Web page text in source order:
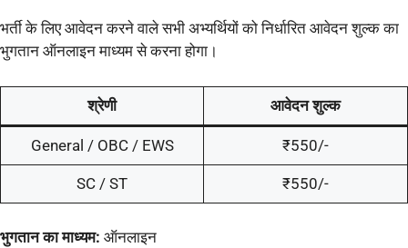
भर्ती के लिए आवेदन करने वाले सभी अभ्यर्थियों को निर्धारित आवेदन शुल्क का
भुगतान ऑनलाइन माध्यम से करना होगा।
श्रेणी आवेदन शुल्क
General / OBC / EWS ₹550/-
SC / ST ₹550/-
भुगतान का माध्यम: ऑनलाइन